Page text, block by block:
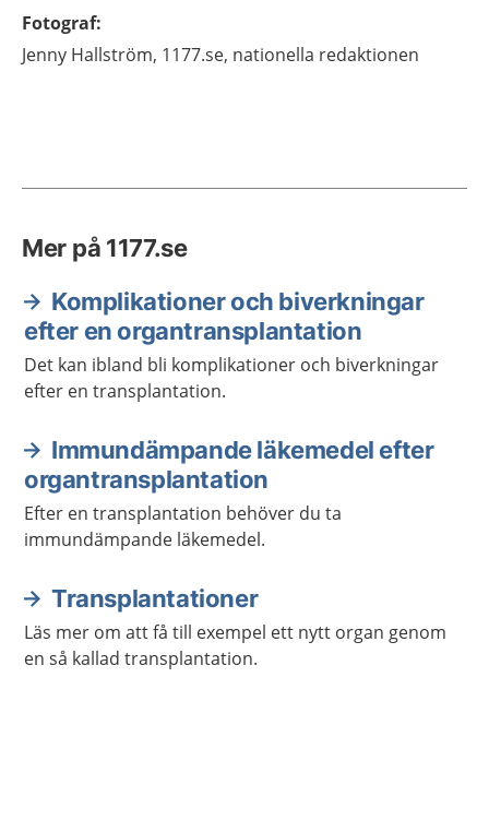
Fotograf:
Jenny Hallström, 1177.se, nationella redaktionen
Mer på 1177.se
Komplikationer och biverkningar
efter en organtransplantation
Det kan ibland bli komplikationer och biverkningar
efter en transplantation.
Immundämpande läkemedel efter
organtransplantation
Efter en transplantation behöver du ta
immundämpande läkemedel.
Transplantationer
Läs mer om att få till exempel ett nytt organ genom
en så kallad transplantation.